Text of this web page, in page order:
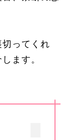
ってくれ
ます。